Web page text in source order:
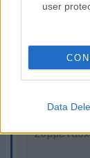
user
Data
Τα σχολιά σας
ΕΘΝΟΣ θα
διαγράφονται